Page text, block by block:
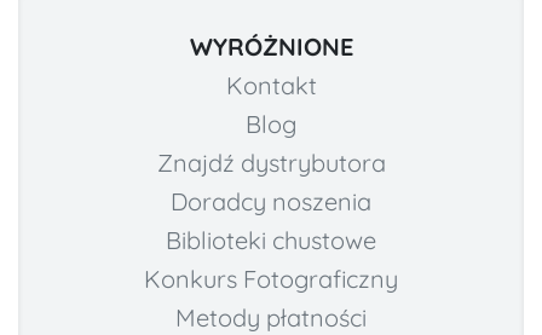
WYRÓŻNIONE
Kontakt
Blog
Znajdź dystrybutora
Doradcy noszenia
Biblioteki chustowe
Konkurs Fotograficzny
Metody płatności